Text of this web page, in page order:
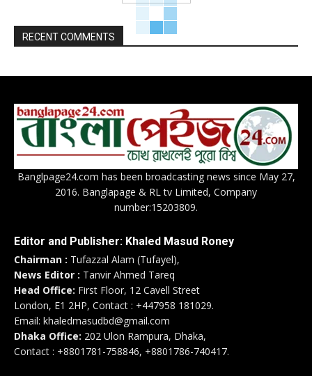
RECENT COMMENTS
Banglpage24.com has been broadcasting news since May 27,
2016. Banglapage & RL tv Limited, Company
number:15203809.
Editor and Publisher: Khaled Masud Roney
Chairman : Tufazzal Alam (Tufayel),
News Editor : Tanvir Ahmed Tareq
Head Office: First Floor, 12 Cavell Street
London, E1 2HP, Contact : +447958 181029.
Email: khaledmasudbd@gmail.com
Dhaka Office: 202 Ulon Rampura, Dhaka,
Contact : +8801781-758846, +8801786-740417.